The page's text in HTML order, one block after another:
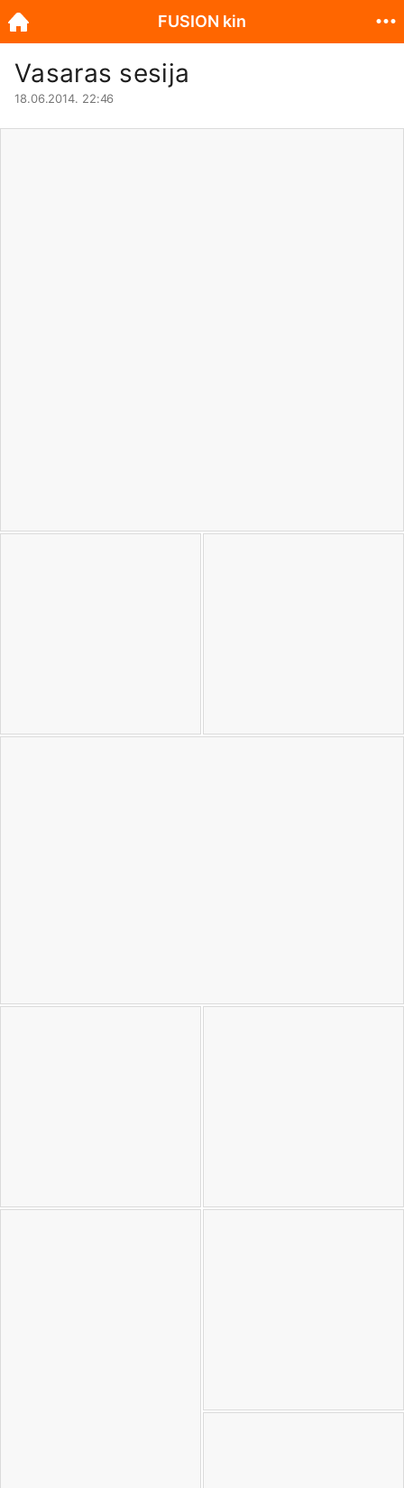
Vasaras sesija
18.06.2014. 22:46
FUSION kin